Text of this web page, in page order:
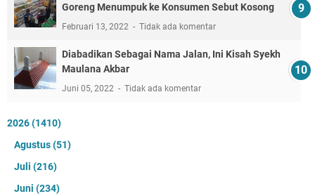
Goreng Menumpuk ke Konsumen Sebut Kosong
Februari 13, 2022 Tidak ada komentar
Diabadikan Sebagai Nama Jalan, Ini Kisah Syekh
Maulana Akbar
Juni 05, 2022 Tidak ada komentar
2026(1410)
Agustus(51)
Juli (216)
Juni (234)